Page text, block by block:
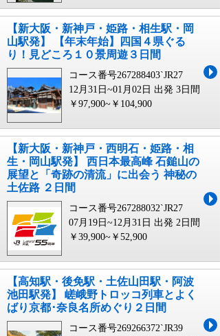
【新大阪・新神戸・姫路・相生駅・岡
山駅発】 【年末年始】四国４県ぐる
り！見どころ１０景周遊３日間
コース番号267288403`JR27
12月31日~01月02日 出発 3日間
￥97,900~￥104,900
【新大阪・新神戸・西明石・姫路・相
生・岡山駅発】 西日本最高峰 石鎚山の
展望と「奇跡の清流」に出会う 神秘の
土佐路 ２日間
コース番号267288032`JR27
07月19日~12月31日 出発 2日間
￥39,900~￥52,900
【高知駅・後免駅・土佐山田駅・阿波
池田駅発】 嵯峨野トロッコ列車とよく
ばり京都･奈良名所めぐり２日間
コース番号269266372`JR39